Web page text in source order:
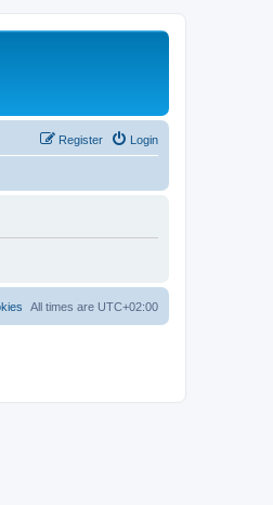
Login
Register
All times are UTC+02:00